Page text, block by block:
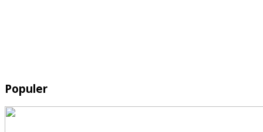
Populer